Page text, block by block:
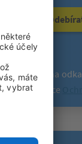
kliknutím na
na stránce